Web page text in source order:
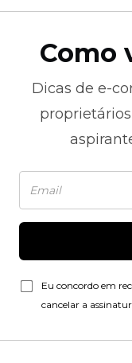
Como
Dicas de e-
Eu concordo em
cancelar a